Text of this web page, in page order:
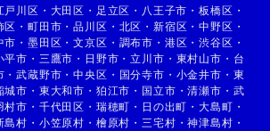
戸川区 ・ 大田区 ・ 足立区 ・ 八王子市 ・板橋区 ・
区 ・町田市 ・品川区 ・ 北区 ・ 新宿区 ・中野区 ・
市 ・墨田区 ・文京区 ・ 調布市 ・ 港区 ・渋谷区 ・
平市 ・ 三鷹市 ・ 日野市 ・立川市 ・ 東村山市 ・ 台
・武蔵野市 ・中央区 ・ 国分寺市 ・ 小金井市 ・ 東
城市 ・ 東大和市 ・ 狛江市 ・ 国立市 ・清瀬市 ・ 武
村市 ・ 千代田区 ・ 瑞穂町 ・ 日の出町 ・大島町 ・
島村 ・ 小笠原村 ・ 檜原村 ・ 三宅村 ・神津島村 ・